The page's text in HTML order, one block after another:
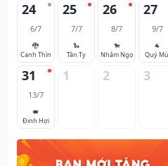
24
6/7
🐉
Canh Thìn
25
7/7
🐍
Tân Tỵ
26
8/7
🐎
Nhâm Ngọ
27
9/7
🐐
Quý
31
13/7
🐖
Đinh Hợi
1 2 3